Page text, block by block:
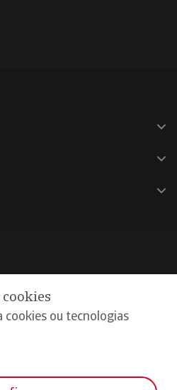
cookies ou tecnologias